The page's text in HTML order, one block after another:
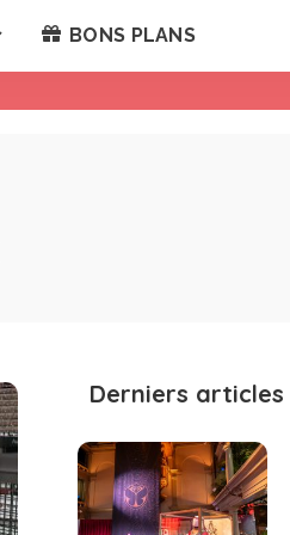
BONS PLANS
Derniers articles